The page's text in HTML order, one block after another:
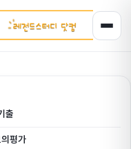
출
평가